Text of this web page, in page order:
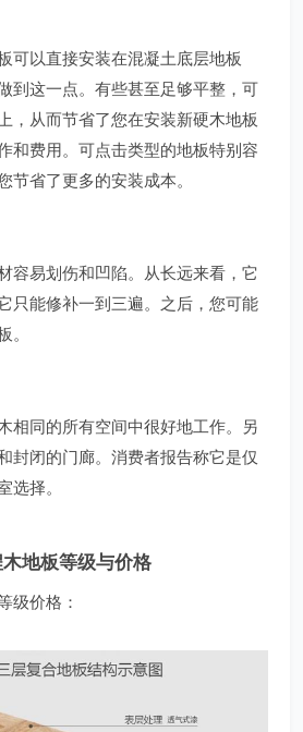
可以直接安装在混凝土底层地板
到这一点。有些甚至足够平整，可
，从而节省了您在安装新硬木地板
和费用。可点击类型的地板特别容
节省了更多的安装成本。
容易划伤和凹陷。从长远来看，它
只能修补一到三遍。之后，您可能
。
相同的所有空间中很好地工作。另
封闭的门廊。消费者报告称它是仅
选择。
地板等级与价格
级价格：